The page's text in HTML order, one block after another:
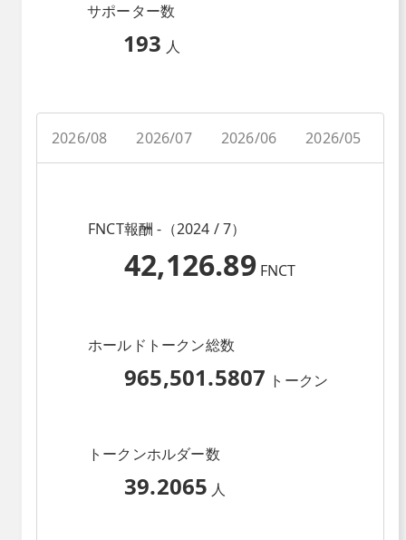
サポーター数
193 人
2026/08 2026/07 2026/06 2026/05
FNCT報酬 -（2024 / 7）
42,126.89 FNCT
ホールドトークン総数
965,501.5807 トークン
トークンホルダー数
39.2065 人